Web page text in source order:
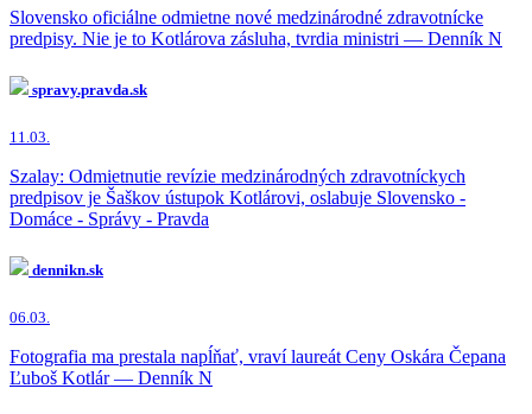
Slovensko oficiálne odmietne nové medzinárodné zdravotnícke
predpisy. Nie je to Kotlárova zásluha, tvrdia ministri — Denník N
spravy.pravda.sk
11.03.
Szalay: Odmietnutie revízie medzinárodných zdravotníckych
predpisov je Šaškov ústupok Kotlárovi, oslabuje Slovensko -
Domáce - Správy - Pravda
dennikn.sk
06.03.
Fotografia ma prestala napĺňať, vraví laureát Ceny Oskára Čepana
Ľuboš Kotlár — Denník N